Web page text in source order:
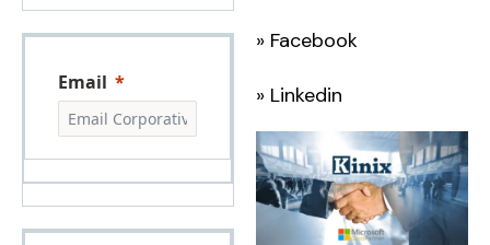
Email
» Facebook
» Linkedin